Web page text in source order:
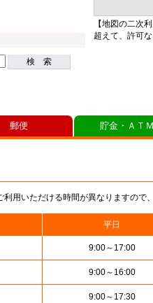
検 索
【地図の二次
超えて、許可
用いただける時間が異なりますので
平日
9:00～17:00
9:00～16:00
9:00～17:30
郵便 貯金・ＡＴ